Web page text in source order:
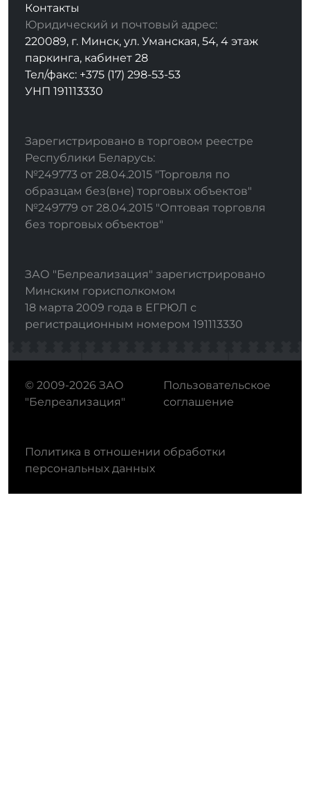
Контакты
Юридический и почтовый адрес:
220089, г. Минск, ул. Уманская, 54, 4 этаж
паркинга, кабинет 28
Тел/факс: +375 (17) 298-53-53
УНП 191113330
Зарегистрировано в торговом реестре
Республики Беларусь:
№249773 от 28.04.2015 "Торговля по
образцам без(вне) торговых объектов"
№249779 от 28.04.2015 "Оптовая торговля
без торговых объектов"
ЗАО "Белреализация" зарегистрировано
Минским горисполкомом
18 марта 2009 года в ЕГРЮЛ с
регистрационным номером 191113330
© 2009-2026 ЗАО
"Белреализация"
Пользовательское
соглашение
Политика в отношении обработки
персональных данных